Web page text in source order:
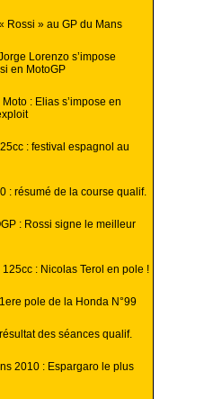
Rossi » au GP du Mans
Lorenzo s’impose
en MotoGP
: Elias s’impose en
: festival espagnol au
: résumé de la course qualif.
: Rossi signe le meilleur
: Nicolas Terol en pole !
pole de la Honda N°99
des séances qualif.
2010 : Espargaro le plus